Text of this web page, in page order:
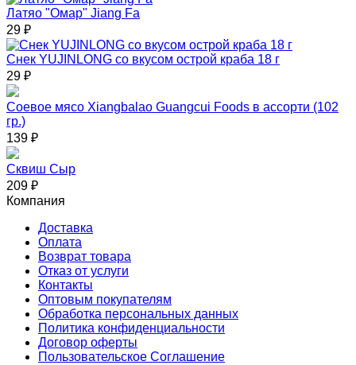
Латяо "Омар" Jiang Fa
29 ₽
Снек YUJINLONG со вкусом острой краба 18 г
29 ₽
Соевое мясо Xiangbalao Guangcui Foods в ассорти (102
гр.)
139 ₽
Сквиш Сыр
209 ₽
Компания
Доставка
Оплата
Возврат товара
Отказ от услуги
Контакты
Оптовым покупателям
Обработка персональных данных
Политика конфиденциальности
Договор оферты
Пользовательское Соглашение